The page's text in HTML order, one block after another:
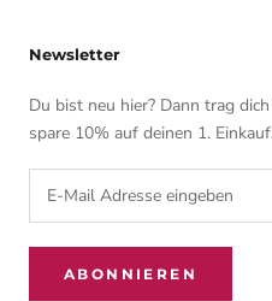
Newsletter
Du bist neu hier? Dann trag
spare 10% auf deinen 1.
ABONNIEREN